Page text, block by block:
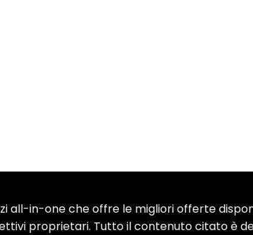
all-in-one che offre le migliori offerte
proprietari. Tutto il contenuto citato è